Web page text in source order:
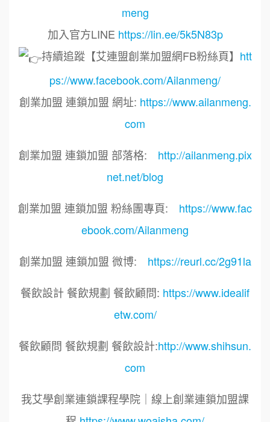
meng
加入官方LINE https://lin.ee/5k5N83p
持續追蹤【艾連盟創業加盟網FB粉絲頁】 htt
ps://www.facebook.com/Ailanmeng/
創業加盟 連鎖加盟 網址: https://www.ailanmeng.
com
創業加盟 連鎖加盟 部落格: http://ailanmeng.pix
net.net/blog
創業加盟 連鎖加盟 粉絲團專頁: https://www.fac
ebook.com/Ailanmeng
創業加盟 連鎖加盟 微博: https://reurl.cc/2g91la
餐飲設計 餐飲規劃 餐飲顧問: https://www.idealif
etw.com/
餐飲顧問 餐飲規劃 餐飲設計:http://www.shihsun.
com
我艾學創業連鎖課程學院｜線上創業連鎖加盟課